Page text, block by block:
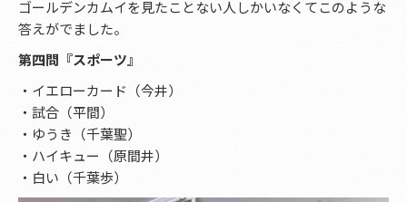
ゴールデンカムイを見たことない人しかいなくてこのような
答えがでました。
第四問『スポーツ』
・イエローカード（今井）
・試合（平間）
・ゆうき（千葉聖）
・ハイキュー（原間井）
・白い（千葉歩）